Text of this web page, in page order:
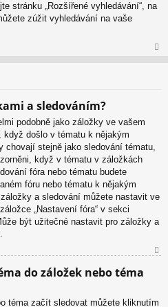
stránku „Rozšířené vyhledávání“, na
zúžit vyhledávání na vaše
a sledováním?
podobně jako záložky ve vašem
když došlo v tématu k nějakým
chovají stejně jako sledování tématu,
když v tématu v záložkách
fóra nebo tématu budete
fóru nebo tématu k nějakým
a sledování můžete nastavit ve
„Nastavení fóra“ v sekci
být užitečné nastavit pro záložky a
u
do záložek nebo téma
téma začít sledovat můžete kliknutím